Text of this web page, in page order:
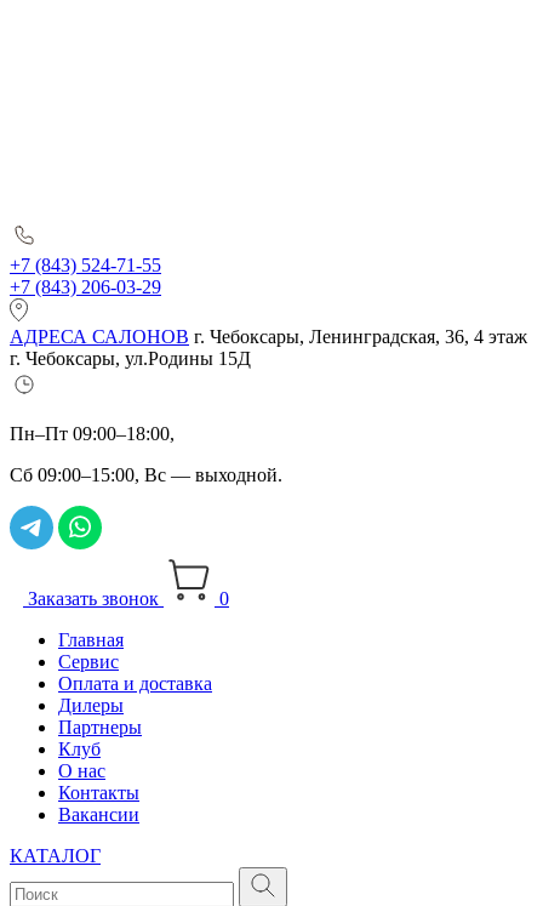
+7 (843) 524-71-55
+7 (843) 206-03-29
АДРЕСА САЛОНОВ г. Чебоксары, Ленинградская, 36, 4 этаж
г. Чебоксары, ул.Родины 15Д
Пн–Пт 09:00–18:00,
Сб 09:00–15:00, Вс — выходной.
Заказать звонок
0
Главная
Сервис
Оплата и доставка
Дилеры
Партнеры
Клуб
О нас
Контакты
Вакансии
КАТАЛОГ